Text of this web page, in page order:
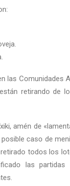
Comunidades
retirando
amén de
caso de
todos los
las